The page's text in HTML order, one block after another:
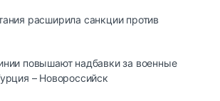
расширила санкции против
повышают надбавки за военные
– Новороссийск